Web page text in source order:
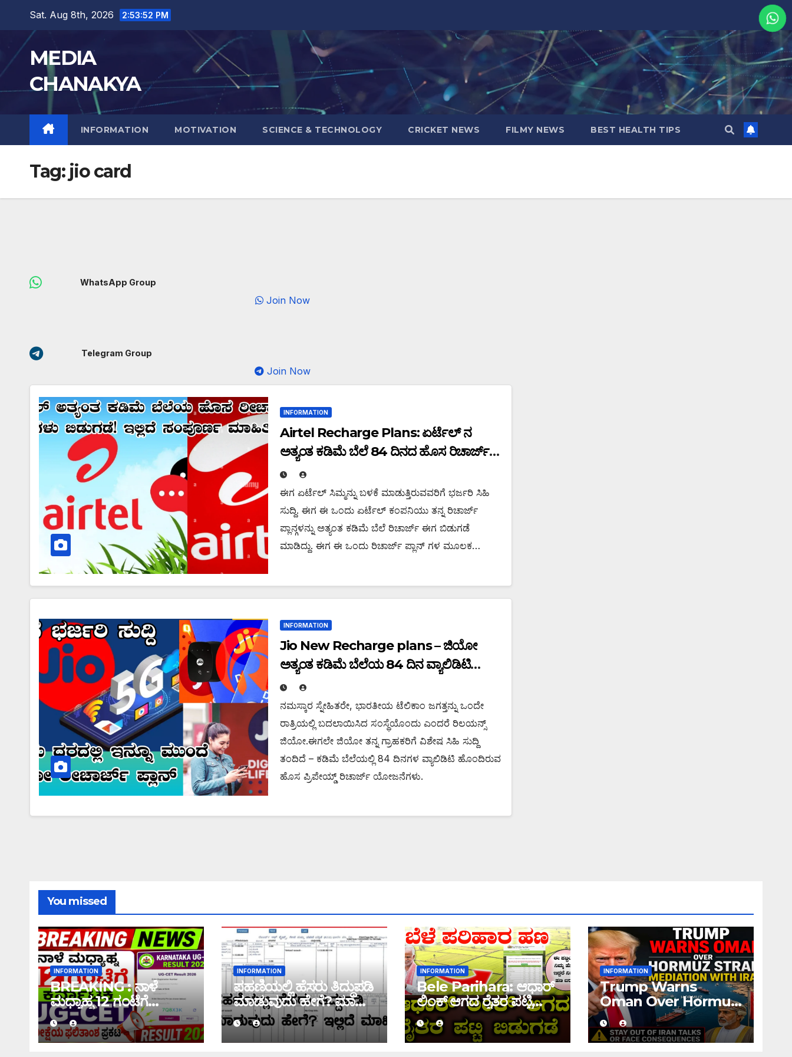
Sat. Aug 8th, 2026 2:53:53 PM
MEDIA
CHANAKYA
INFORMATION MOTIVATION SCIENCE & TECHNOLOGY CRICKET NEWS FILMY NEWS BEST HEALTH TIPS
Tag: jio card
WhatsApp Group
Join Now
Telegram Group
Join Now
INFORMATION
Airtel Recharge Plans: ಏರ್ಟೆಲ್ ನ
ಅತ್ಯಂತ ಕಡಿಮೆ ಬೆಲೆ 84 ದಿನದ ಹೊಸ ರಿಚಾರ್ಜ್
ಪ್ಲಾನ್ ಬಿಡುಗಡೆ! ಇಲ್ಲಿದೆ ನೋಡಿ ಸಂಪೂರ್ಣವಾದ
ಮಾಹಿತಿ.!
ಈಗ ಏರ್ಟೆಲ್ ಸಿಮ್ಮನ್ನು ಬಳಕೆ ಮಾಡುತ್ತಿರುವವರಿಗೆ ಭರ್ಜರಿ ಸಿಹಿ
ಸುದ್ದಿ. ಈಗ ಈ ಒಂದು ಏರ್ಟೆಲ್ ಕಂಪನಿಯು ತನ್ನ ರಿಚಾರ್ಜ್
ಪ್ಲಾನ್ಗಳನ್ನು ಅತ್ಯಂತ ಕಡಿಮೆ ಬೆಲೆ ರಿಚಾರ್ಜ್ ಈಗ ಬಿಡುಗಡೆ
ಮಾಡಿದ್ದು. ಈಗ ಈ ಒಂದು ರಿಚಾರ್ಜ್ ಪ್ಲಾನ್ ಗಳ ಮೂಲಕ…
INFORMATION
Jio New Recharge plans – ಜಿಯೋ
ಅತ್ಯಂತ ಕಡಿಮೆ ಬೆಲೆಯ 84 ದಿನ ವ್ಯಾಲಿಡಿಟಿ
ಹೊಂದಿರುವ ಹೊಸ ರಿಚಾರ್ಜ್ ಯೋಜನೆಗಳು
ಬಿಡುಗಡೆ
ನಮಸ್ಕಾರ ಸ್ನೇಹಿತರೇ, ಭಾರತೀಯ ಟೆಲಿಕಾಂ ಜಗತ್ತನ್ನು ಒಂದೇ
ರಾತ್ರಿಯಲ್ಲಿ ಬದಲಾಯಿಸಿದ ಸಂಸ್ಥೆಯೊಂದು ಎಂದರೆ ರಿಲಯನ್ಸ್
ಜಿಯೋ.ಈಗಲೇ ಜಿಯೋ ತನ್ನ ಗ್ರಾಹಕರಿಗೆ ವಿಶೇಷ ಸಿಹಿ ಸುದ್ದಿ
ತಂದಿದೆ – ಕಡಿಮೆ ಬೆಲೆಯಲ್ಲಿ 84 ದಿನಗಳ ವ್ಯಾಲಿಡಿಟಿ ಹೊಂದಿರುವ
ಹೊಸ ಪ್ರಿಪೇಯ್ಡ್ ರಿಚಾರ್ಜ್ ಯೋಜನೆಗಳು.
You missed
INFORMATION
BREAKING : ನಾಳೆ
ಮಧ್ಯಾಹ್ನ 12 ಗಂಟೆಗೆ
ಕರ್ನಾಟಕ UG-CET
ಪರೀಕ್ಷೆಯ ಫಲಿತಾಂಶ ಪ್ರಕಟ
|UG-CET Result 2026
INFORMATION
ಪಹಣಿಯಲ್ಲಿ ಹೆಸರು ತಿದ್ದುಪಡಿ
ಮಾಡುವುದು ಹೇಗೆ? ಮಾಹಿತಿ
ಇಲ್ಲಿದೆ
INFORMATION
Bele Parihara: ಆಧಾರ್
ಲಿಂಕ್ ಆಗದ ರೈತರ ಪಟ್ಟಿ
ಬಿಡುಗಡೆ! ಈ ಪಟ್ಟಿಯಲ್ಲಿ ನಿಮ್ಮ
ಹೆಸರು ಇದ್ದರೆ ನಿಮಗೆ ಹಣ
ಜಮಾ ಆಗಲ್ಲ !
INFORMATION
Trump Warns
Oman Over Hormuz
Strait Mediation
With Iran